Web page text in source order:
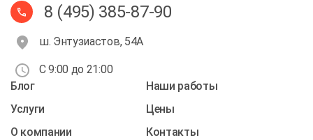
8 (495) 385-87-90
ш. Энтузиастов, 54А
С 9:00 до 21:00
Блог
Наши работы
Услуги
Цены
О компании
Контакты